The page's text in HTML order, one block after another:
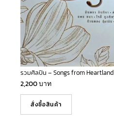
รวมศิลปิน – Songs from Heartland
2,200บาท
สั่งซื้อสินค้า